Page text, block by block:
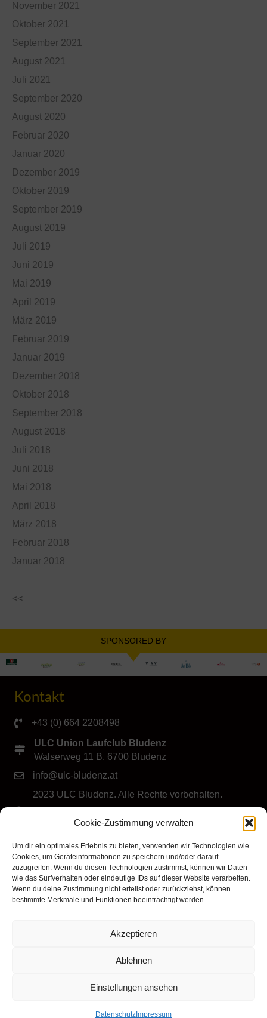
Cookie-Zustimmung verwalten
Um dir ein optimales Erlebnis zu bieten, verwenden wir Technologien wie
Cookies, um Geräteinformationen zu speichern und/oder darauf
zuzugreifen. Wenn du diesen Technologien zustimmst, können wir Daten
wie das Surfverhalten oder eindeutige IDs auf dieser Website verarbeiten.
Wenn du deine Zustimmung nicht erteilst oder zurückziehst, können
bestimmte Merkmale und Funktionen beeinträchtigt werden.
Akzeptieren
Ablehnen
Einstellungen ansehen
Datenschutz Impressum
November 2021
Oktober 2021
September 2021
August 2021
Juli 2021
September 2020
August 2020
Februar 2020
Januar 2020
Dezember 2019
Oktober 2019
September 2019
August 2019
Juli 2019
Juni 2019
Mai 2019
April 2019
März 2019
Februar 2019
Januar 2019
Dezember 2018
Oktober 2018
September 2018
August 2018
Juli 2018
Juni 2018
Mai 2018
April 2018
März 2018
Februar 2018
Januar 2018
<<
SPONSORED BY
Kontakt
+43 (0) 664 2208498
ULC Union Laufclub Bludenz
Walserweg 11 B, 6700 Bludenz
info@ulc-bludenz.at
2023 ULC Bludenz. Alle Rechte vorbehalten.
Cookie-Richtlinie
Folge dem ULC Bludenz
Klicke hier, um Marketing-Cookies zu